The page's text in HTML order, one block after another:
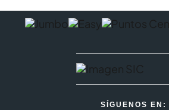
SÍGUENOS EN: